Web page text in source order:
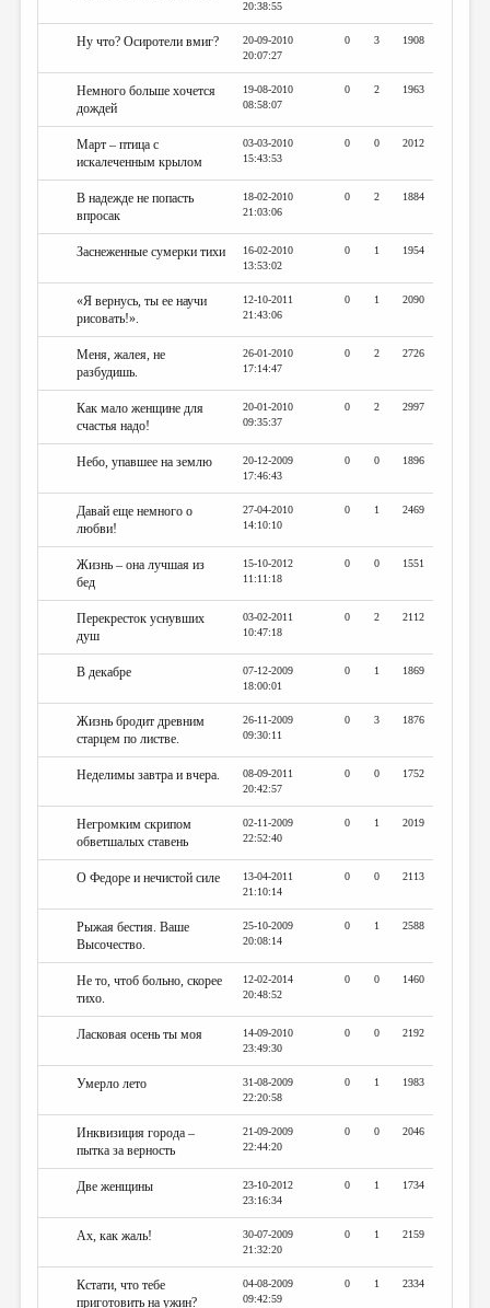
20:38:55
Ну что? Осиротели вмиг?
20-09-2010
20:07:27
0 3 1908
Немного больше хочется
дождей
19-08-2010
08:58:07
0 2 1963
Март – птица с
искалеченным крылом
03-03-2010
15:43:53
0 0 2012
В надежде не попасть
впросак
18-02-2010
21:03:06
0 2 1884
Заснеженные сумерки тихи
16-02-2010
13:53:02
0 1 1954
«Я вернусь, ты ее научи
рисовать!».
12-10-2011
21:43:06
0 1 2090
Меня, жалея, не
разбудишь.
26-01-2010
17:14:47
0 2 2726
Как мало женщине для
счастья надо!
20-01-2010
09:35:37
0 2 2997
Небо, упавшее на землю
20-12-2009
17:46:43
0 0 1896
Давай еще немного о
любви!
27-04-2010
14:10:10
0 1 2469
Жизнь – она лучшая из
бед
15-10-2012
11:11:18
0 0 1551
Перекресток уснувших
душ
03-02-2011
10:47:18
0 2 2112
В декабре
07-12-2009
18:00:01
0 1 1869
Жизнь бродит древним
старцем по листве.
26-11-2009
09:30:11
0 3 1876
Неделимы завтра и вчера.
08-09-2011
20:42:57
0 0 1752
Негромким скрипом
обветшалых ставень
02-11-2009
22:52:40
0 1 2019
О Федоре и нечистой силе
13-04-2011
21:10:14
0 0 2113
Рыжая бестия. Ваше
Высочество.
25-10-2009
20:08:14
0 1 2588
Не то, чтоб больно, скорее
тихо.
12-02-2014
20:48:52
0 0 1460
Ласковая осень ты моя
14-09-2010
23:49:30
0 0 2192
Умерло лето
31-08-2009
22:20:58
0 1 1983
Инквизиция города –
пытка за верность
21-09-2009
22:44:20
0 0 2046
Две женщины
23-10-2012
23:16:34
0 1 1734
Ах, как жаль!
30-07-2009
21:32:20
0 1 2159
Кстати, что тебе
приготовить на ужин?
04-08-2009
09:42:59
0 1 2334